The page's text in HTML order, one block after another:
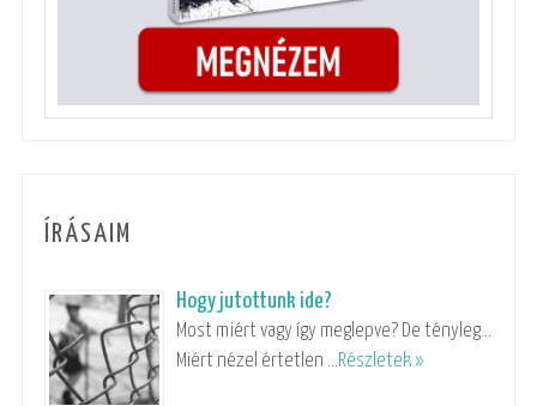
ÍRÁSAIM
Hogy jutottunk ide?
Most miért vagy így meglepve? De tényleg…
Miért nézel értetlen …Részletek »